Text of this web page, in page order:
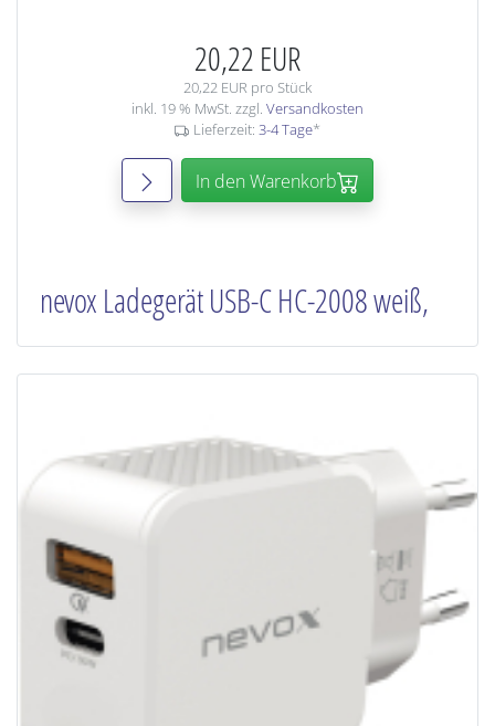
20,22 EUR
20,22 EUR pro Stück
inkl. 19 % MwSt. zzgl. Versandkosten
Lieferzeit: 3-4 Tage*
In den Warenkorb
nevox Ladegerät USB-C HC-2008 weiß,